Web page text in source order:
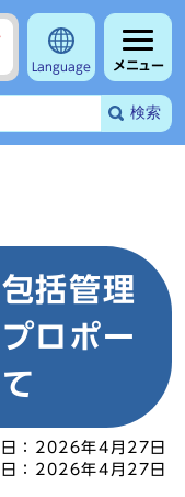
Language メニュー
検索
括管理
ロポー
： 2026年4月27日
： 2026年4月27日